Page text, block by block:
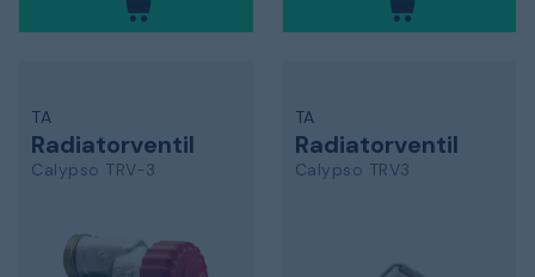
TA
Radiatorventil
Calypso TRV-3
TA
Radiatorventil
Calypso TRV3